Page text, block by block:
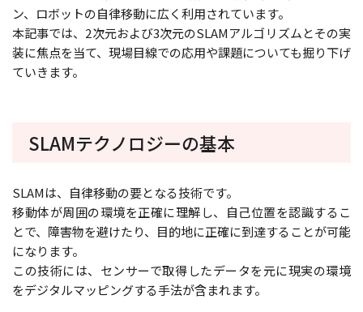
ン、ロボットの自律移動に広く利用されています。
本記事では、2次元および3次元のSLAMアルゴリズムとその実
装に焦点を当て、現場目線での応用や課題についても掘り下げ
ていきます。
SLAMテクノロジーの基本
SLAMは、自律移動の要となる技術です。
移動体が周囲の環境を正確に理解し、自己位置を認識するこ
とで、障害物を避けたり、目的地に正確に到達することが可能
になります。
この技術には、センサーで取得したデータを元に現実の環境
をデジタルマッピングする手法が含まれます。